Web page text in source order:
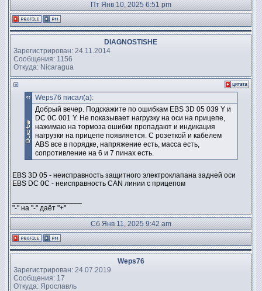
Пт Янв 10, 2025 6:51 pm
DIAGNOSTISHE
Зарегистрирован: 24.11.2014
Сообщения: 1156
Откуда: Nicaragua
Weps76 писал(а):
Добрый вечер. Подскажите по ошибкам EBS 3D 05 039 Y и
DC 0C 001 Y. Не показывает нагрузку на оси на прицепе,
нажимаю на тормоза ошибки пропадают и индикация
нагрузки на прицепе появляется. С розеткой и кабелем
ABS все в порядке, напряжение есть, масса есть,
сопротивление на 6 и 7 пинах есть.
EBS 3D 05 - неисправность защитного электроклапана задней оси
EBS DC 0C - неисправность CAN линии с прицепом
"-" на "-" даёт "+"
Сб Янв 11, 2025 9:42 am
Weps76
Зарегистрирован: 24.07.2019
Сообщения: 17
Откуда: Ярославль